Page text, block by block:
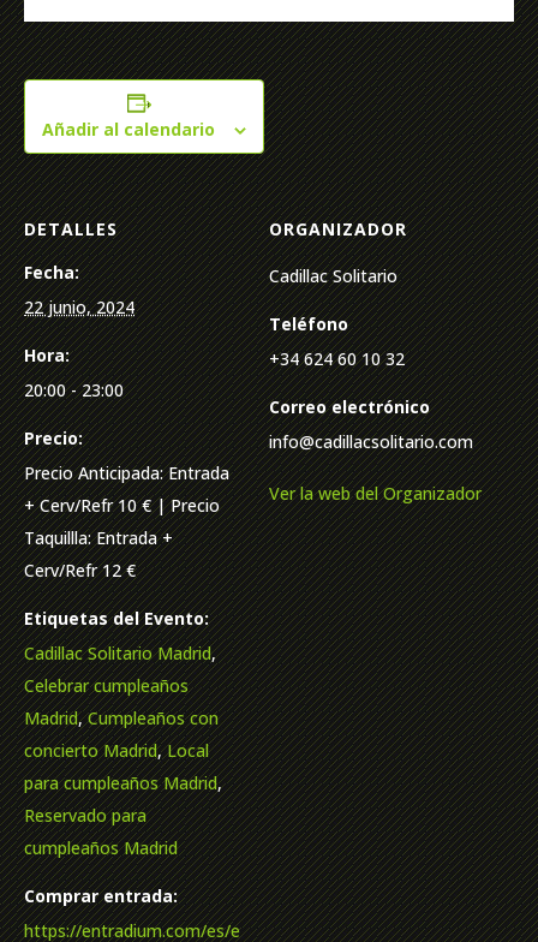
Añadir al calendario
DETALLES
Fecha:
22 junio, 2024
Hora:
20:00 - 23:00
Precio:
Precio Anticipada: Entrada
+ Cerv/Refr 10 € | Precio
Taquillla: Entrada +
Cerv/Refr 12 €
Etiquetas del Evento:
Cadillac Solitario Madrid,
Celebrar cumpleaños
Madrid,Cumpleaños con
concierto Madrid,Local
para cumpleaños Madrid,
Reservado para
cumpleaños Madrid
Comprar entrada:
https://entradium.com/es/e
ORGANIZADOR
Cadillac Solitario
Teléfono
+34 624 60 10 32
Correo electrónico
info@cadillacsolitario.com
Ver la web del Organizador